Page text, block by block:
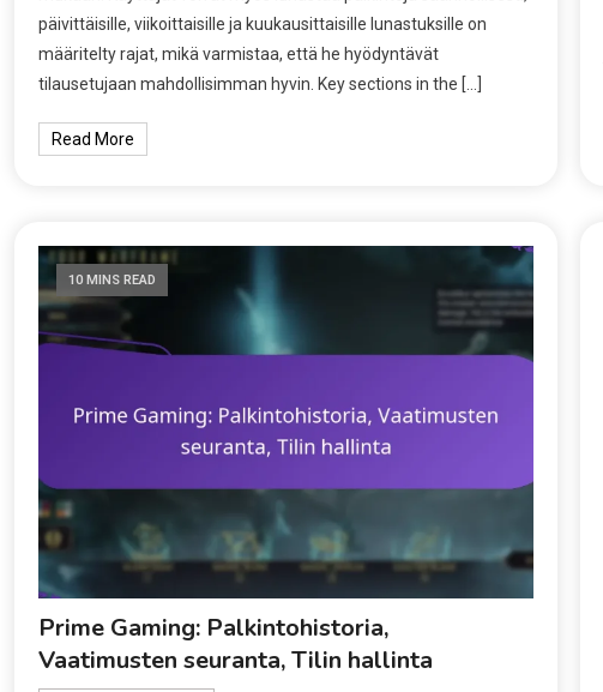
päivittäisille, viikoittaisille ja kuukausittaisille lunastuksille on
määritelty rajat, mikä varmistaa, että he hyödyntävät
tilausetujaan mahdollisimman hyvin. Key sections in the […]
Read More
10 MINS READ
Prime Gaming: Palkintohistoria,
Vaatimusten seuranta, Tilin hallinta